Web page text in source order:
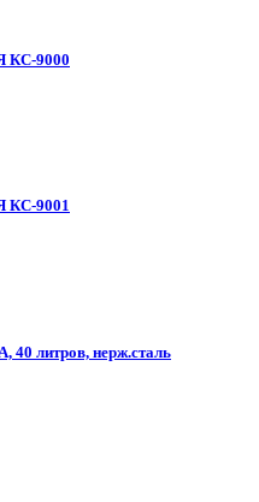
КС-9000
КС-9001
литров, нерж.сталь